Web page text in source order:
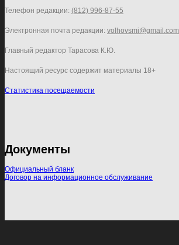
Телефон редакции: (812) 996-87-55
Электронная почта редакции: volhovsmi@gmail.com
Главный редактор Тарасова К.Ю.
Настоящий ресурс содержит материалы 18+
Статистика посещаемости
Документы
Официальный бланк
Договор на информационное обслуживание